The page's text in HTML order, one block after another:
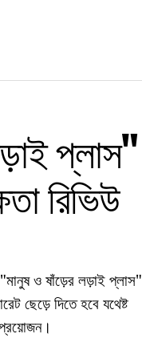
প্লাস"
রিভিউ
ও ষাঁড়ের লড়াই প্লাস"
ছেড়ে দিতে হবে যথেষ্ট
প্রয়োজন।